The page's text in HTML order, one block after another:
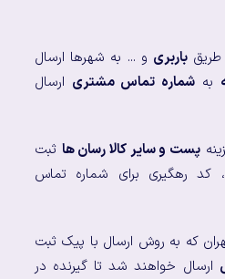
طریقباربری و ... به شهرها ارسال
بهشماره تماس مشتری ارسال
پست و سایر کالا رسان ها ثبت
رهگیری برای شماره تماس
که به روش ارسال با پیک ثبت
ارسال خواهند شد تا گیرنده در